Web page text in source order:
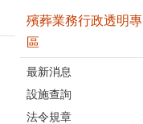
殯葬業務行政透明專
區
最新消息
設施查詢
法令規章